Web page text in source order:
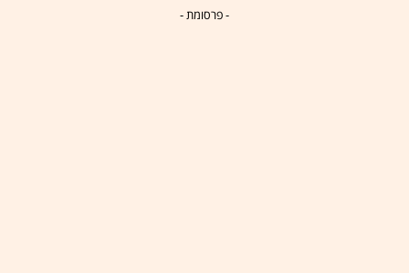
- פרסומת -